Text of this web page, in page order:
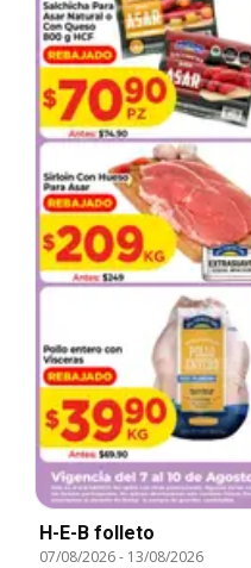
H-E-B folleto
07/08/2026- 13/08/2026